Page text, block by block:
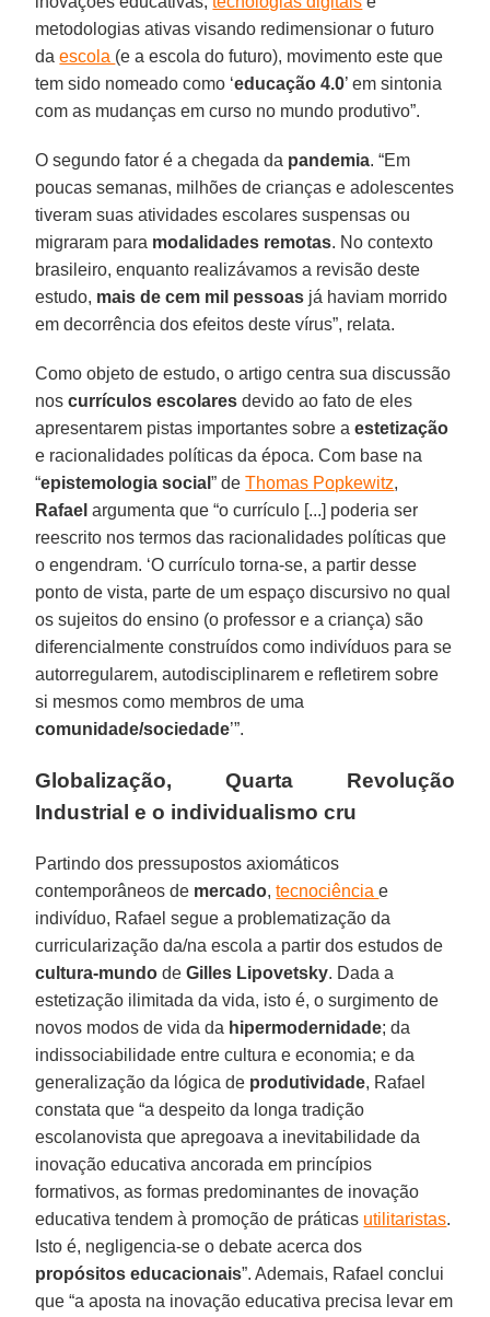
metodologias ativas visando redimensionar o futuro
daescola (e a escola do futuro), movimento este que
tem sido nomeado como ‘educação 4.0’ em sintonia
com as mudanças em curso no mundo produtivo”.
O segundo fator é a chegada da pandemia. “Em
poucas semanas, milhões de crianças e adolescentes
tiveram suas atividades escolares suspensas ou
migraram para modalidades remotas. No contexto
brasileiro, enquanto realizávamos a revisão deste
estudo, mais de cem mil pessoas já haviam morrido
em decorrência dos efeitos deste vírus”, relata.
Como objeto de estudo, o artigo centra sua discussão
noscurrículos escolares devido ao fato de eles
apresentarem pistas importantes sobre aestetização
e racionalidades políticas da época. Com base na
“epistemologia social” deThomas Popkewitz,
Rafael argumenta que “o currículo [...] poderia ser
reescrito nos termos das racionalidades políticas que
o engendram. ‘O currículo torna-se, a partir desse
ponto de vista, parte de um espaço discursivo no qual
os sujeitos do ensino (o professor e a criança) são
diferencialmente construídos como indivíduos para se
autorregularem, autodisciplinarem e refletirem sobre
si mesmos como membros de uma
comunidade/sociedade’”.
Globalização, Quarta Revolução
Industrial e o individualismo cru
Partindo dos pressupostos axiomáticos
contemporâneos de mercado,tecnociênciae
indivíduo, Rafael segue a problematização da
curricularização da/na escola a partir dos estudos de
cultura-mundo deGilles Lipovetsky. Dada a
estetização ilimitada da vida, isto é, o surgimento de
novos modos de vida da hipermodernidade; da
indissociabilidade entre cultura e economia; e da
generalização da lógica de produtividade, Rafael
constata que “a despeito da longa tradição
escolanovista que apregoava a inevitabilidade da
inovação educativa ancorada em princípios
formativos, as formas predominantes de inovação
educativa tendem à promoção de práticas utilitaristas.
Isto é, negligencia-se o debate acerca dos
propósitos educacionais”. Ademais, Rafael conclui
que “a aposta na inovação educativa precisa levar em